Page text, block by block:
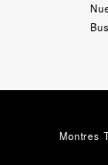
Montres